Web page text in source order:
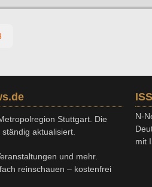
Stuttgart. Die
aktualisiert.
und mehr.
reinschauen – kostenfrei
N-
mit